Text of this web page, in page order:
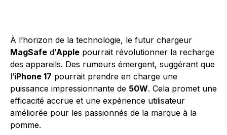
À l’horizon de la technologie, le futur chargeur
MagSafe d’Apple pourrait révolutionner la recharge
des appareils. Des rumeurs émergent, suggérant que
l’iPhone 17 pourrait prendre en charge une
puissance impressionnante de 50W. Cela promet une
efficacité accrue et une expérience utilisateur
améliorée pour les passionnés de la marque à la
pomme.